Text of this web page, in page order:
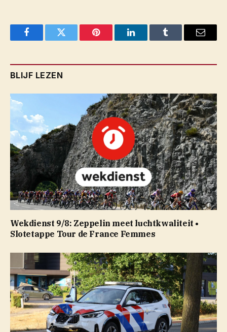
FacebookTwitter Pinterest LinkedInTumblr Email
BLIJF LEZEN
Wekdienst 9/8: Zeppelin meet luchtkwaliteit •
Slotetappe Tour de France Femmes